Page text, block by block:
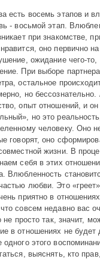
есть восемь этапов и
- восьмой этап.
при знакомстве,
оно первично
ожидание чего-то,
При выборе
остальное
но
опыт отношений, и он
но это
человеку. Оно
говорят, оно
жизни. В
себя в этих
Влюбленность
любви. Это
приятно в
совсем недавно вас
не просто так, значит,
в отношениях не будет
одного этого
выяснять, кто